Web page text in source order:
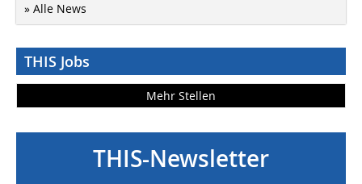
» Alle News
THIS Jobs
Mehr Stellen
THIS-Newsletter